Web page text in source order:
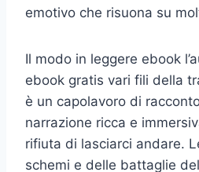
emotivo che risuona su
Il modo in leggere ebook
ebook gratis vari fili della
è un capolavoro di
narrazione ricca e
rifiuta di lasciarci andare.
schemi e delle battaglie